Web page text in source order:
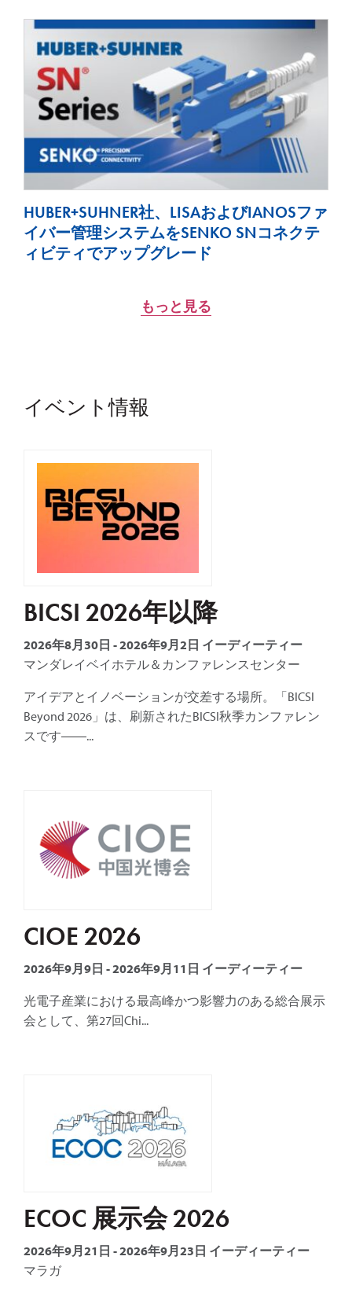
HUBER+SUHNER社、LISAおよびIANOSファ
イバー管理システムをSENKO SNコネクテ
ィビティでアップグレード
もっと見る
イベント情報
BICSI 2026年以降
2026年8月30日 -2026年9月2日 イーディーティー
マンダレイベイホテル＆カンファレンスセンター
アイデアとイノベーションが交差する場所。「BICSI
Beyond 2026」は、刷新されたBICSI秋季カンファレン
スです――...
CIOE 2026
2026年9月9日 -2026年9月11日 イーディーティー
光電子産業における最高峰かつ影響力のある総合展示
会として、第27回Chi...
ECOC 展示会 2026
2026年9月21日 -2026年9月23日 イーディーティー
マラガ